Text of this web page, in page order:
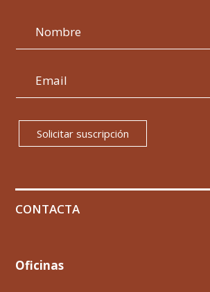
Solicitar suscripción
CONTACTA
Oficinas